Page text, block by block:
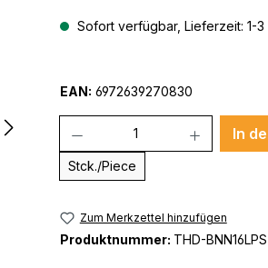
Sofort verfügbar, Lieferzeit: 1-3
EAN: 6972639270830
Stck./Piece
In
Zum Merkzettel hinzufügen
Produktnummer: THD-BNN16LPS